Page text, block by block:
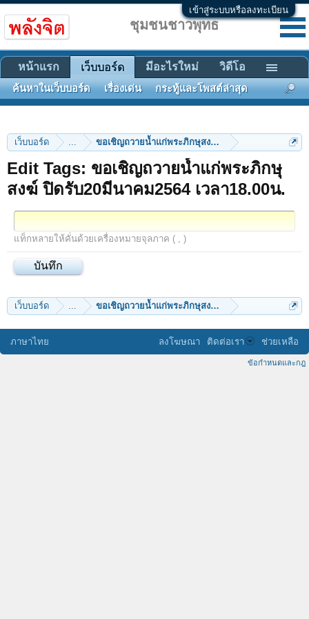
เข้าสู่ระบบหรือลงทะเบียน
เว็บบอร์ด ... ขอเชิญถวายน้ำแก่พระภิกษุสงฆ์ ปิดรับ20มีนาคม2564 เ
Edit Tags: ขอเชิญถวายน้ำแก่พระภิกษุ
สงฆ์ ปิดรับ20มีนาคม2564 เวลา18.00น.
แท็กหลายให้คั่นด้วยเครื่องหมายจุลภาค ( , )
เว็บบอร์ด ... ขอเชิญถวายน้ำแก่พระภิกษุสงฆ์ ปิดรับ20มีนาคม2564 เ
ชุมชนชาวพุทธ
หน้าแรก เว็บบอร์ด
ค้นหาในเว็บบอร์ด เรื่องเด่น กระทู้และโพสต์ล่าสุด
มีอะไรใหม่ วิดีโอ
ภาษาไทย ลงโฆษณา ติดต่อเรา ช่วยเหลือ
ข้อกำหนดและกฎ